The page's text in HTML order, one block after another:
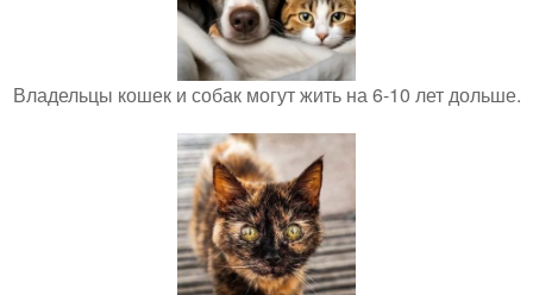
Владельцы кошек и собак могут жить на 6-10 лет дольше.